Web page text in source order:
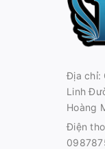
Địa chỉ:
Linh
Hoàng
Điện